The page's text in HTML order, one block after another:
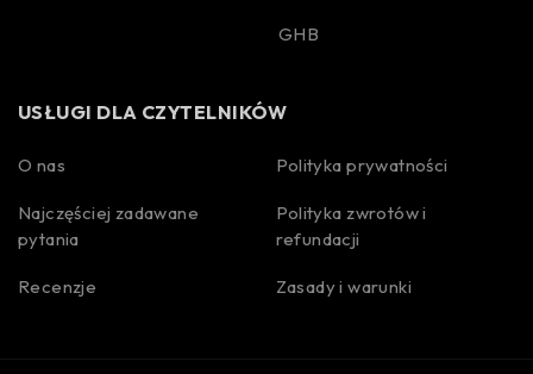
GHB
USŁUGI DLA CZYTELNIKÓW
O nas
Najczęściej zadawane
pytania
Recenzje
Polityka prywatności
Polityka zwrotów i
refundacji
Zasady i warunki
Korean
Portuguese
Spanish